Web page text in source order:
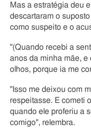
Mas a estratégia deu
descartaram o
como suspeito e o
"(Quando recebi a
anos da minha mãe,
olhos, porque ia me
"Isso me deixou com
respeitasse. E cometi
quando ele proferiu a
comigo", relembra.